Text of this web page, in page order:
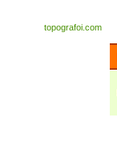
topografoi.com